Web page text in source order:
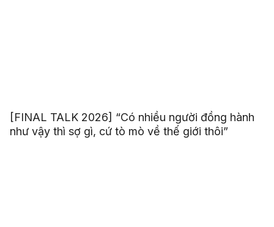
[FINAL TALK 2026] “Có nhiều người đồng hành
như vậy thì sợ gì, cứ tò mò về thế giới thôi”